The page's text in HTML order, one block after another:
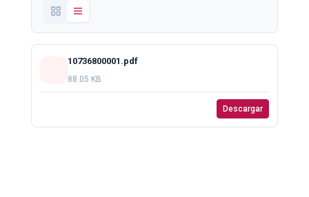
10736800001.pdf
88.05 KB
Descargar